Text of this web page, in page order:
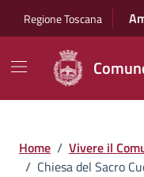
Regione Toscana
Home / Vivere il
/ Chiesa del Sacro